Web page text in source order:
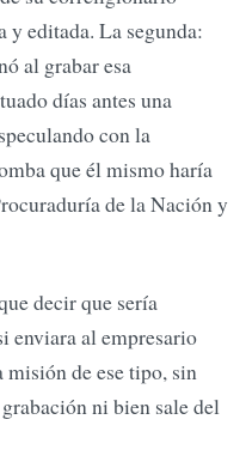
y editada. La segunda:
al grabar esa
días antes una
con la
que él mismo haría
de la Nación y
decir que sería
enviara al empresario
de ese tipo, sin
ni bien sale del